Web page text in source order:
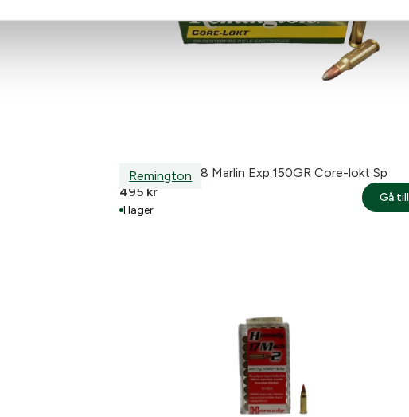
Remington
Remington 308 Marlin Exp.150GR Core-lokt Sp
495 kr
I lager
Gå till